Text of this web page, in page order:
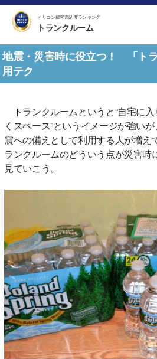
オリコン顧客満足度ランキング
トランクルーム
地震・災害時に役立つ！ 「ト
用テク
トランクルームというと“自宅に
くスペース”というイメージが強い
震への備えとして利用する人が増え
ランクルームのどういう点が災害
見ていこう。